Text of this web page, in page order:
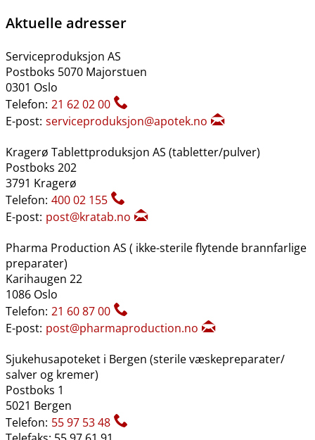
Aktuelle adresser
Serviceproduksjon AS
Postboks 5070 Majorstuen
0301 Oslo
Telefon: 21 62 02 00
E-post: serviceproduksjon@apotek.no
Kragerø Tablettproduksjon AS (tabletter​/​pulver)
Postboks 202
3791 Kragerø
Telefon: 400 02 155
E-post: post@kratab.no
Pharma Production AS ( ikke-sterile flytende brannfarlige
preparater)
Karihaugen 22
1086 Oslo
Telefon: 21 60 87 00
E-post: post@pharmaproduction.no
Sjukehusapoteket i Bergen (sterile væskepreparater​/​
salver og kremer)
Postboks 1
5021 Bergen
Telefon: 55 97 53 48